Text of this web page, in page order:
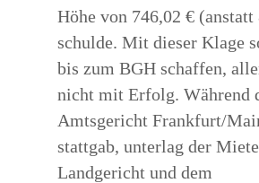
Höhe von 746,02 € (anstatt
schulde. Mit dieser Klage
bis zum BGH schaffen,
nicht mit Erfolg. Während
Amtsgericht Frankfurt/
stattgab, unterlag der
Landgericht und dem